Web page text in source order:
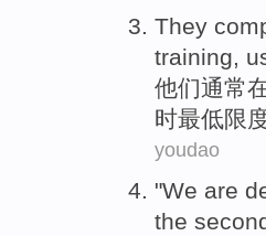
They
training
他们通常
时最低限
youdao
"We are
the